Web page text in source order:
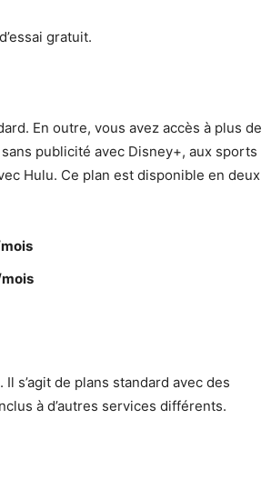
gratuit.
En outre, vous avez accès à plus de
publicité avec Disney+, aux sports
Hulu. Ce plan est disponible en deux
s’agit de plans standard avec des
à d’autres services différents.